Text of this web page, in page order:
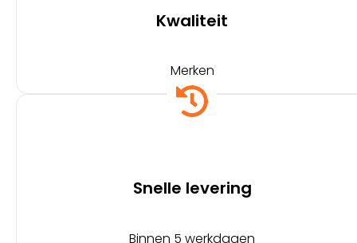
Kwaliteit
Merken
Snelle levering
Binnen 5 werkdagen